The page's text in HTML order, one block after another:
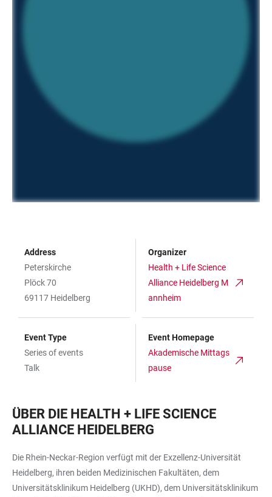
Address
Peterskirche
Plöck 70
69117 Heidelberg
Organizer
Health + Life Science
Alliance Heidelberg M
annheim
Event Type
Series of events
Talk
Event Homepage
Akademische Mittags
pause
ÜBER DIE HEALTH + LIFE SCIENCE
ALLIANCE HEIDELBERG
Die Rhein-Neckar-Region verfügt mit der Exzellenz-Universität
Heidelberg, ihren beiden Medizinischen Fakultäten, dem
Universitätsklinikum Heidelberg (UKHD), dem Universitätsklinikum